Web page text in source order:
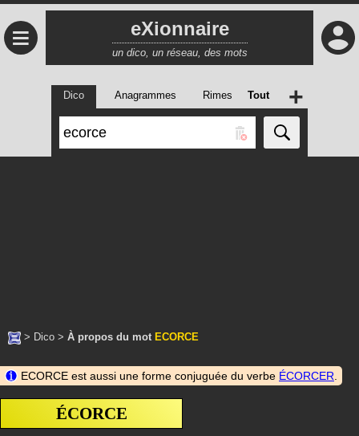
≡ eXionnaire
un dico, un réseau, des mots
Dico Anagrammes Rimes Tout +
> Dico > À propos du mot ECORCE
ECORCE est aussi une forme conjuguée du verbe ÉCORCER
ÉCORCE